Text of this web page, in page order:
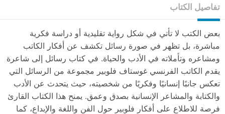
تفاصيل الكتاب
بعض الكتب لا تأتي في شكل رواية تقليدية أو دراسة فكرية
مباشرة، بل تظهر في صورة رسائل تكشف عن أفكار الكاتب
ومشاعره وتأملاته في الأدب والحياة. في كتاب رسائل إلى شاعرة
يقدم الكاتب الفرنسي غوستاف فلوبير مجموعة من الرسائل التي
تعكس جانبًا إنسانيًا وفكريًا من شخصيته، حيث يتحدث عن الأدب
والكتابة والمشاعر الإنسانية بصدق وعمق. يمنح هذا الكتاب القارئ
فرصة للاطلاع على أفكار فلوبير حول الفن واللغة والإبداع، كما